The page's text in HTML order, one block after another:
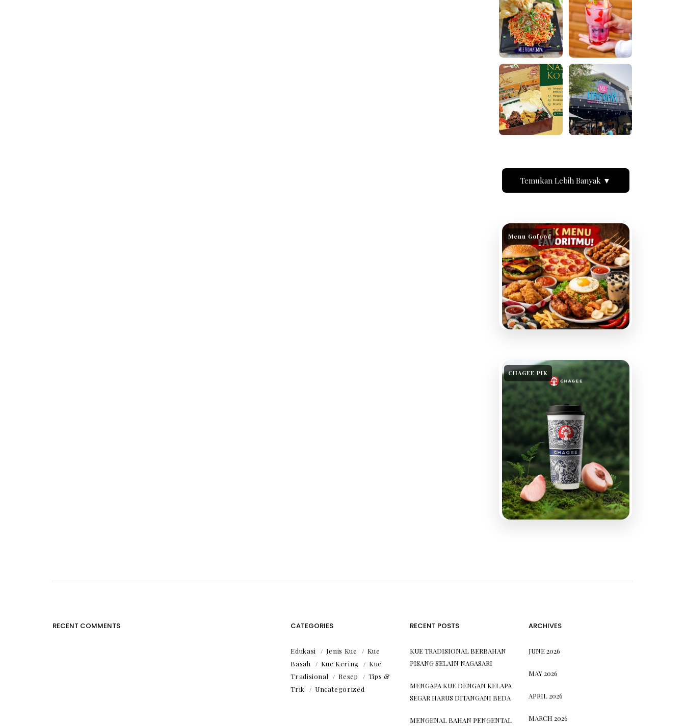
Temukan Lebih Banyak ▼
Menu Gofood
CHAGEE PIK
RECENT COMMENTS CATEGORIES
Edukasi Jenis Kue
Kue
Basah
Kue Kering
Kue
Tradisional
Resep
Tips &
Trik
Uncategorized
RECENT POSTS
KUE TRADISIONAL BERBAHAN
PISANG SELAIN NAGASARI
MENGAPA KUE DENGAN KELAPA
SEGAR HARUS DITANGANI BEDA
MENGENAL BAHAN PENGENTAL
ARCHIVES
JUNE 2026
MAY 2026
APRIL 2026
MARCH 2026